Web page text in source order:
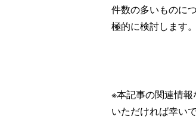
件数の多いものに
極的に検討します。
※本記事の関連情
いただければ幸い